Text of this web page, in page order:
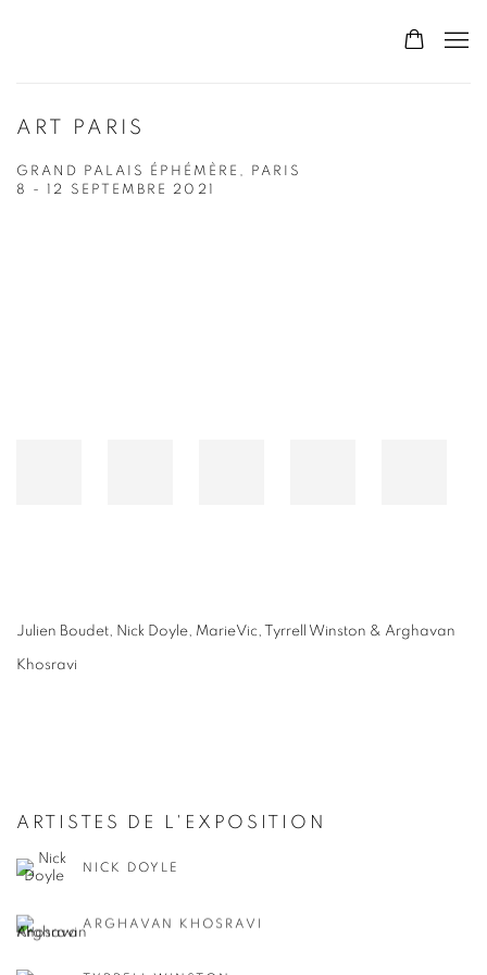
ART PARIS
GRAND PALAIS ÉPHÉMÈRE, PARIS
8 - 12 SEPTEMBRE 2021
Julien Boudet, Nick Doyle, MarieVic, Tyrrell Winston & Arghavan
Khosravi
ARTISTES DE L'EXPOSITION
NICK DOYLE
ARGHAVAN KHOSRAVI